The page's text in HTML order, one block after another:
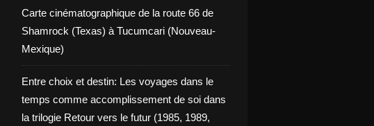
Carte cinématographique de la route 66 de
Shamrock (Texas) à Tucumcari (Nouveau-
Mexique)
Entre choix et destin: Les voyages dans le
temps comme accomplissement de soi dans
la trilogie Retour vers le futur (1985, 1989,